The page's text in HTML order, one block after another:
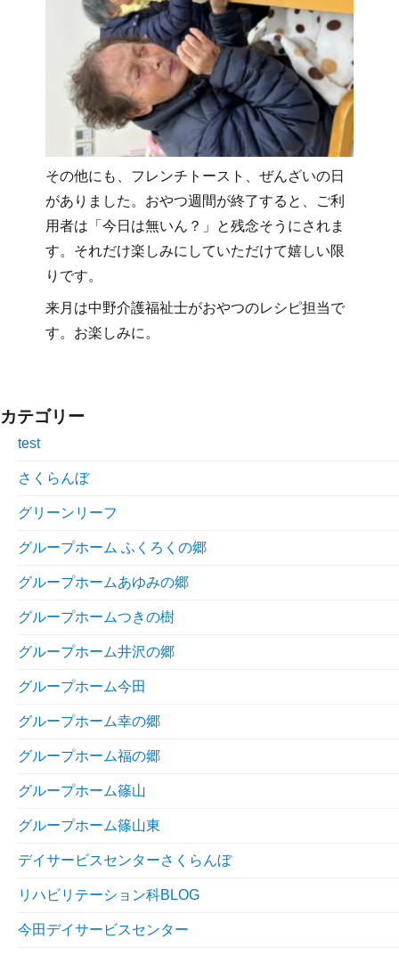
その他にも、フレンチトースト、ぜんざいの日
がありました。おやつ週間が終了すると、ご利
用者は「今日は無いん？」と残念そうにされま
す。それだけ楽しみにしていただけて嬉しい限
りです。
来月は中野介護福祉士がおやつのレシピ担当で
す。お楽しみに。
カテゴリー
test
さくらんぼ
グリーンリーフ
グループホーム ふくろくの郷
グループホームあゆみの郷
グループホームつきの樹
グループホーム井沢の郷
グループホーム今田
グループホーム幸の郷
グループホーム福の郷
グループホーム篠山
グループホーム篠山東
デイサービスセンターさくらんぼ
リハビリテーション科BLOG
今田デイサービスセンター